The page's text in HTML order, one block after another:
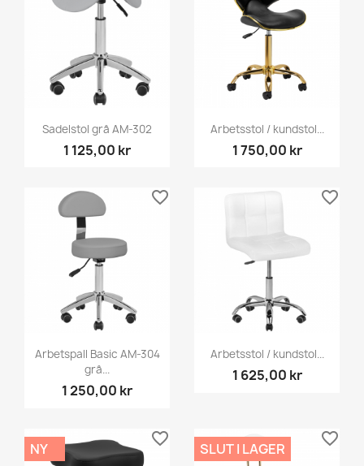
Sadelstol grå AM-302
1 125,00 kr
Arbetsstol / kundstol...
1 750,00 kr
Arbetspall Basic AM-304
grå...
1 250,00 kr
favorite_border
Arbetsstol / kundstol...
1 625,00 kr
favorite_border
NY
favorite_border
SLUT I LAGER
favorite_border